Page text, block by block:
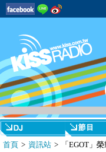
首頁 > 資訊站 > 「EGOT」